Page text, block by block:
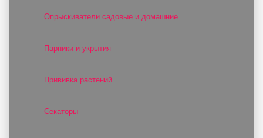
Опрыскиватели садовые и домашние
Парники и укрытия
Прививка растений
Секаторы